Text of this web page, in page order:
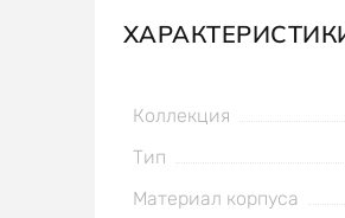
Коллекция
Тип
Материал корпуса